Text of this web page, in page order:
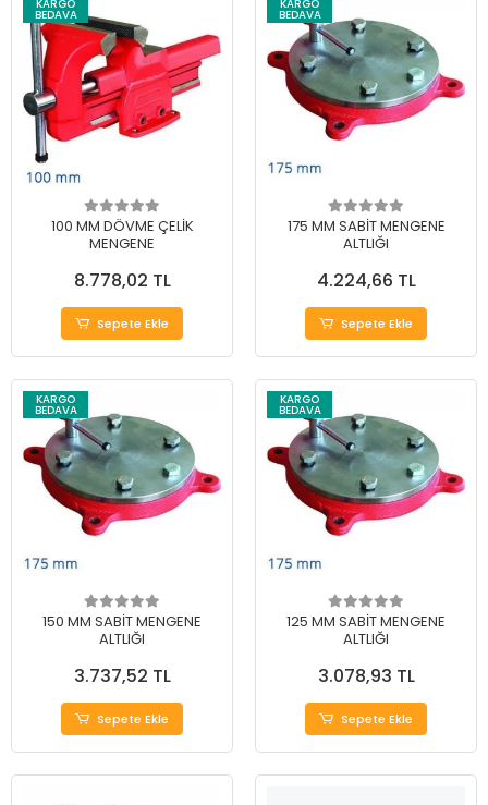
KARGO
BEDAVA
100 MM DÖVME ÇELİK
MENGENE
8.778,02 TL
Sepete Ekle
KARGO
BEDAVA
175 MM SABİT MENGENE
ALTLIĞI
4.224,66 TL
Sepete Ekle
KARGO
BEDAVA
150 MM SABİT MENGENE
ALTLIĞI
3.737,52 TL
Sepete Ekle
KARGO
BEDAVA
125 MM SABİT MENGENE
ALTLIĞI
3.078,93 TL
Sepete Ekle